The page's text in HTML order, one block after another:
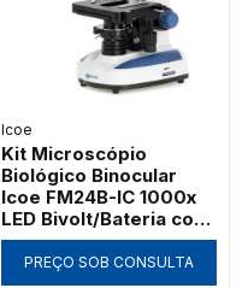
Icoe
Kit Microscópio
Biológico Binocular
Icoe FM24B-IC 1000x
LED Bivolt/Bateria com
Ótica Acromática
PREÇO SOB CONSULTA